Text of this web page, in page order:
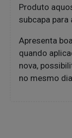
Produto
subcapa para
Apresenta
quando
nova,
no mesmo